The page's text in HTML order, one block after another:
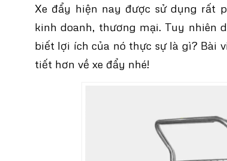
Xe đẩy hiện nay được sử dụng rất
kinh doanh, thương mại. Tuy nhiên
biết lợi ích của nó thực sự là gì? Bài
tiết hơn về xe đẩy nhé!